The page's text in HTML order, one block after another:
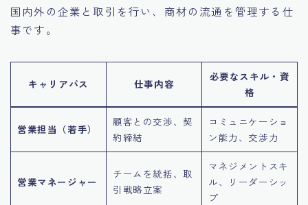
国内外の企業と取引を行い、商材の流通を管理する仕
事です。
キャリアパス 仕事内容
必要なスキル・資
格
営業担当（若手）
顧客との交渉、契
約締結
コミュニケーショ
ン能力、交渉力
営業マネージャー
チームを統括、取
引戦略立案
マネジメントスキ
ル、リーダーシッ
プ